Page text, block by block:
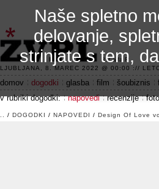
3.2 alfa R
LJUBLJANA, 8. MAREC 2022 @ 00:00 ://
domov dogodki glasba film šoubiznis
v rubriki dogodki:
napovedi recenzije
/ DOGODKI / NAPOVEDI / Design Of Love
Naše spletno
delovanje,
strinjate s tem,